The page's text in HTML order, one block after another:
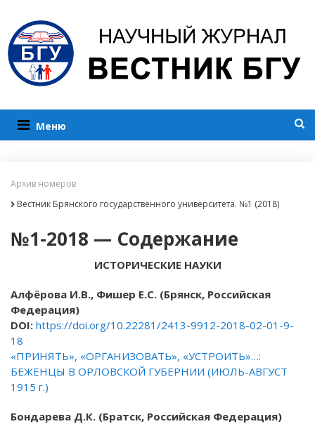
Меню
Архив номеров
Вестник Брянского государственного университета. №1 (2018)
№1-2018 — Содержание
ИСТОРИЧЕСКИЕ НАУКИ
Алфёрова И.В., Фишер Е.С. (Брянск, Российская
Федерация)
DOI: https://doi.org/10.22281/2413-9912-2018-02-01-9-
18
«ПРИНЯТЬ», «ОРГАНИЗОВАТЬ», «УСТРОИТЬ»…:
БЕЖЕНЦЫ В ОРЛОВСКОЙ ГУБЕРНИИ (ИЮЛЬ-АВГУСТ
1915 г.)
Бондарева Д.К. (Братск, Российская Федерация)